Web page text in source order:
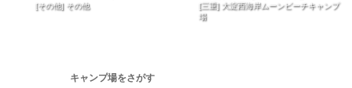
[その他] その他
[三重] 大淀西海岸ムーンビーチキャンプ
場
キャンプ場をさがす